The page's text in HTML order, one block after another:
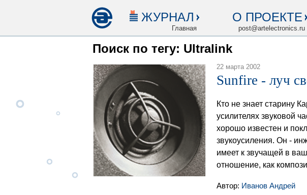
ЖУРНАЛ
Главная
О ПРОЕКТЕ
post@artelectronics.ru
Поиск по тегу: Ultralink
22 марта 2002
Sunfire - луч
Кто не знает старину
усилителях звуковой
хорошо известен и
звукоусиления. Он -
имеет к звучащей в
отношение, как
Автор: Иванов Андрей